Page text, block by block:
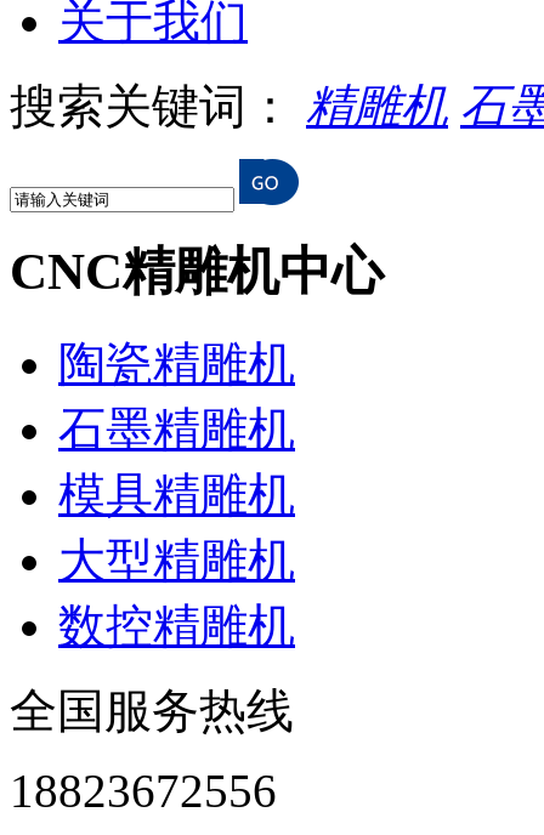
关于我们
搜索关键词： 精雕机 石
CNC精雕机中心
陶瓷精雕机
石墨精雕机
模具精雕机
大型精雕机
数控精雕机
全国服务热线
18823672556